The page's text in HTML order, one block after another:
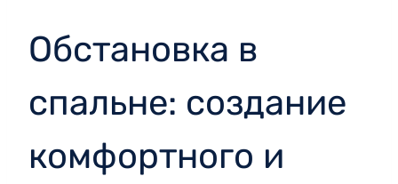
Обстановка в
спальне: создание
комфортного и